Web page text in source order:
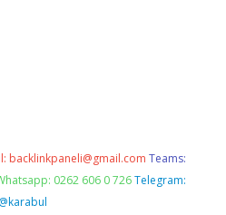
backlinkpaneli@gmail.com Teams:
0262 606 0 726 Telegram:
@karabul